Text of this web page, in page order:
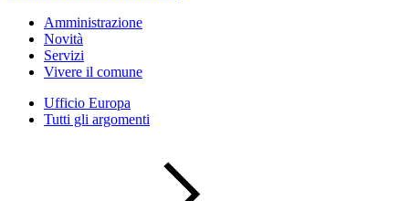
Amministrazione
Novità
Servizi
Vivere il comune
Ufficio Europa
Tutti gli argomenti